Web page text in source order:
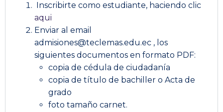
Inscribirte como estudiante, haciendo clic
aqui
Enviar al email
admisiones@teclemas.edu.ec , los
siguientes documentos en formato PDF:
copia de cédula de ciudadanía
copia de título de bachiller o Acta de
grado
foto tamaño carnet.